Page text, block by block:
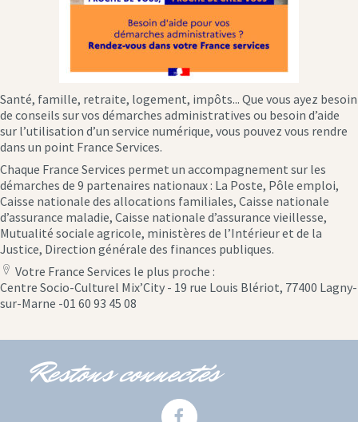
Santé, famille, retraite, logement, impôts... Que vous ayez besoin
de conseils sur vos démarches administratives ou besoin d’aide
sur l’utilisation d’un service numérique, vous pouvez vous rendre
dans un point France Services.
Chaque France Services permet un accompagnement sur les
démarches de 9 partenaires nationaux : La Poste, Pôle emploi,
Caisse nationale des allocations familiales, Caisse nationale
d’assurance maladie, Caisse nationale d’assurance vieillesse,
Mutualité sociale agricole, ministères de l’Intérieur et de la
Justice, Direction générale des finances publiques.
location
icon
Votre France Services le plus proche :
Centre Socio-Culturel Mix’City - 19 rue Louis Blériot, 77400 Lagny-
sur-Marne -01 60 93 45 08
Restons connectés